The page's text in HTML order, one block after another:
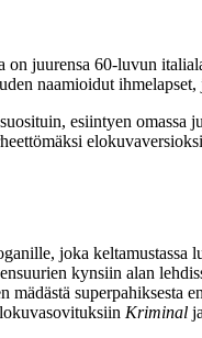
juurensa 60‑luvun
naamioidut
esiintyen omassa
elokuvaversioksi
joka keltamustassa
kynsiin alan
superpahiksesta
Kriminal ja